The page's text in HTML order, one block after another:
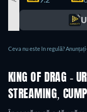
Ceva nu este în regulă?
KING OF DRAG -
STREAMING,